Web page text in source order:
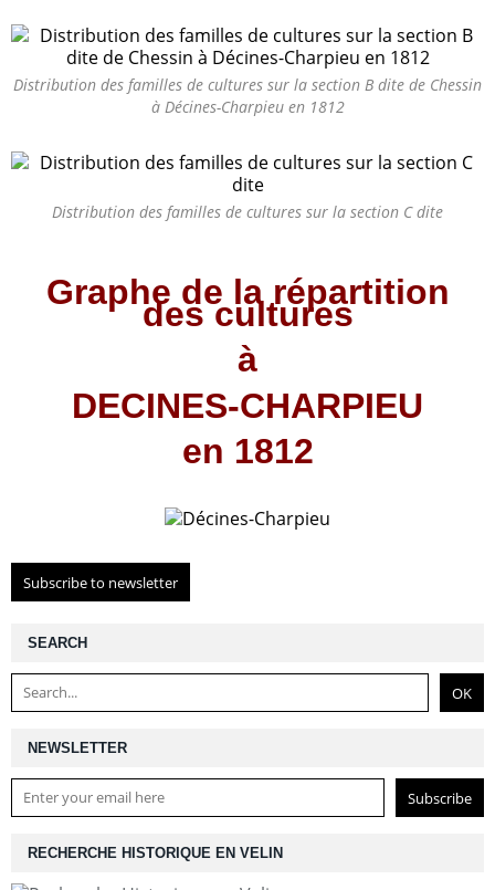
Distribution des familles de cultures sur la section B dite de Chessin
à Décines-Charpieu en 1812
Distribution des familles de cultures sur la section C dite
Graphe de la répartition
des cultures
à
DECINES-CHARPIEU
en 1812
Subscribe to newsletter
NEWSLETTER
SEARCH
RECHERCHE HISTORIQUE EN VELIN